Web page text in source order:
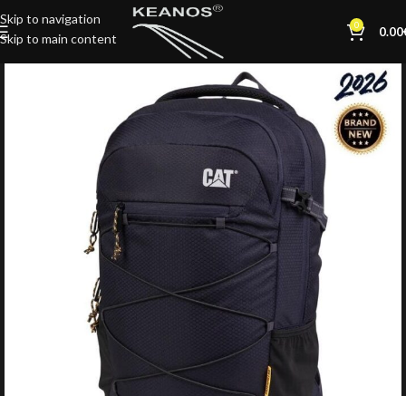
Skip to navigation
Skip to main content
0 0.00